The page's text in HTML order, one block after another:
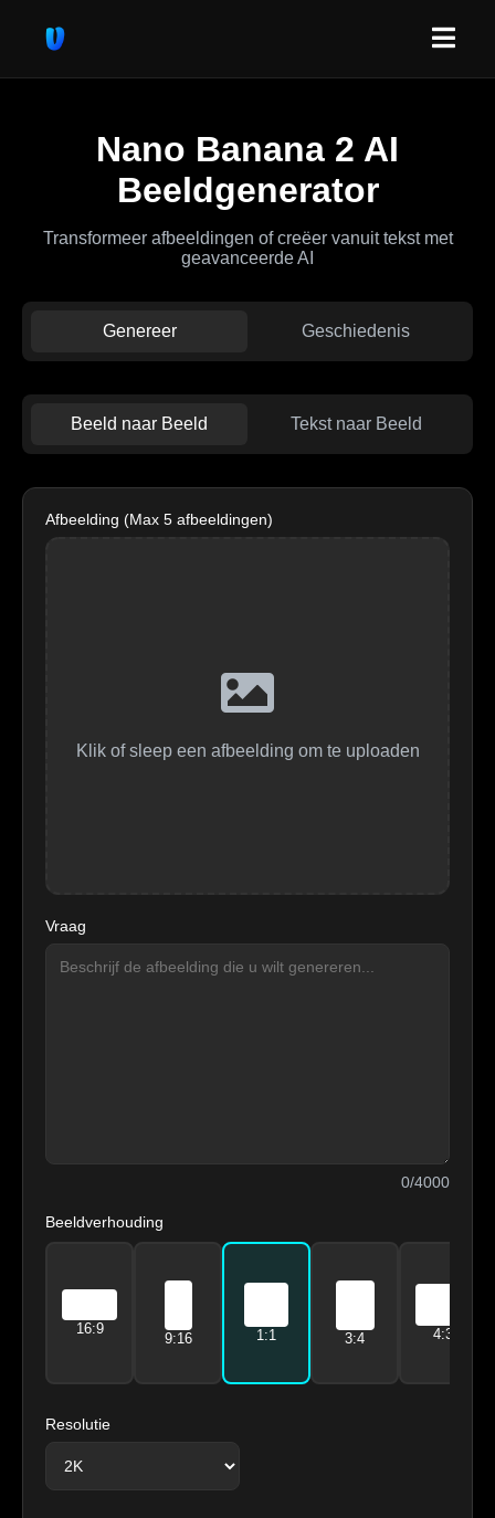
Nano Banana 2 AI
Beeldgenerator
Transformeer afbeeldingen of creëer vanuit tekst met
geavanceerde AI
Genereer Geschiedenis
Beeld naar Beeld Tekst naar Beeld
Afbeelding (Max 5 afbeeldingen)
Klik of sleep een afbeelding om te uploaden
Vraag
0/4000
Beeldverhouding
16:9
9:16 1:1 3:4 4:3
Resolutie